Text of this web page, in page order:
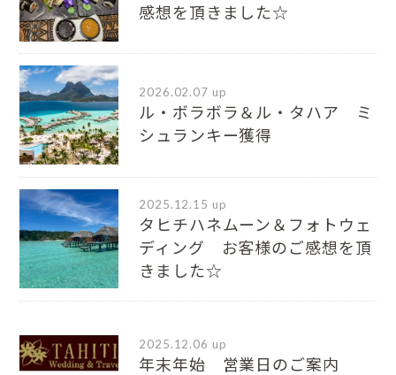
感想を頂きました☆
2026.02.07 up
ル・ボラボラ＆ル・タハア ミ
シュランキー獲得
2025.12.15 up
タヒチハネムーン＆フォトウェ
ディング お客様のご感想を頂
きました☆
2025.12.06 up
年末年始 営業日のご案内